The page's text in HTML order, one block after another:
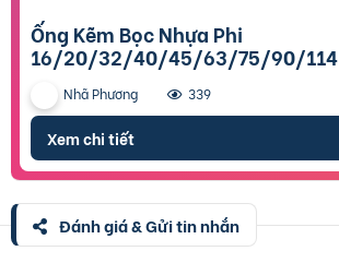
Ống Kẽm Bọc Nhựa Phi
16/20/32/40/45/63/75/90/114
Nhã Phương 339
Xem chi tiết
Đánh giá & Gửi tin nhắn